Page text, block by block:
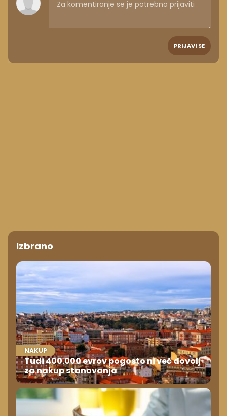
PRIJAVI SE
Izbrano
NAKUP
Tudi 400.000 evrov pogosto ni več dovolj
za nakup stanovanja